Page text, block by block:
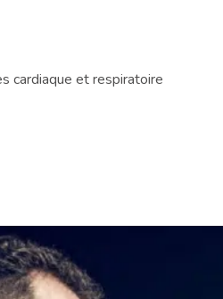
cardiaque et respiratoire